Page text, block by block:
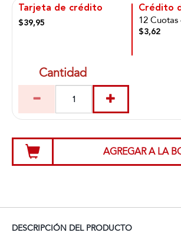
Tarjeta de crédito
$39,95
Crédito
12 Cuotas
$3,62
Cantidad
AGREGAR A LA
DESCRIPCIÓN DEL PRODUCTO